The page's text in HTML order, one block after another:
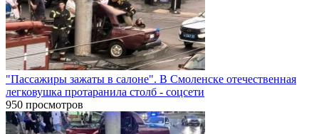
"Пассажиры зажаты в салоне". В Смоленске отечественная
легковушка протаранила столб - соцсети
950 просмотров